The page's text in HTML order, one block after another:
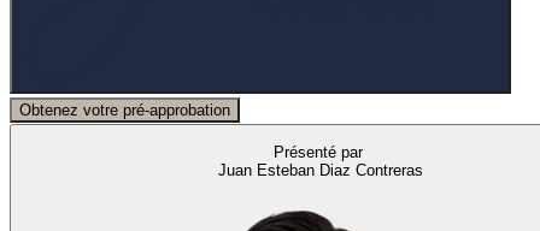
Obtenez votre pré-approbation
Présenté par
Juan Esteban Diaz Contreras